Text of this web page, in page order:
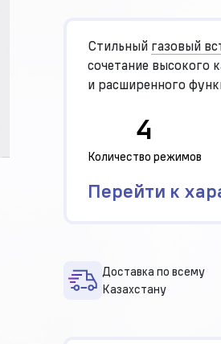
Стильный газовый
сочетание высокого
и расширенного
стекла немецкого
4
Количество режимов
Перейти к
Доставка по всему
Казахстану